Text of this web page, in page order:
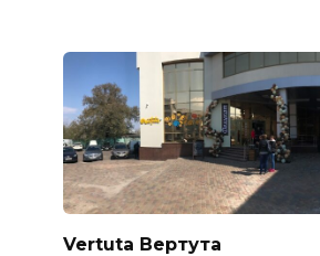
Vertuta Вертута